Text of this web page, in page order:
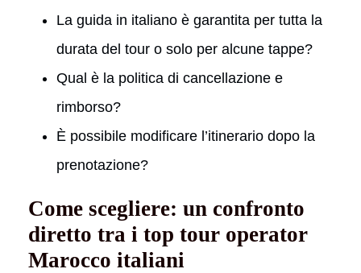
La guida in italiano è garantita per tutta la
durata del tour o solo per alcune tappe?
Qual è la politica di cancellazione e
rimborso?
È possibile modificare l’itinerario dopo la
prenotazione?
Come scegliere: un confronto
diretto tra i top tour operator
Marocco italiani